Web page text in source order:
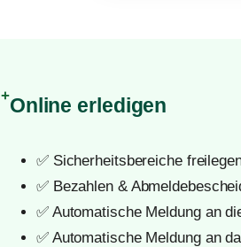
+Online erledigen
✅ Sicherheitsbereiche
✅ Bezahlen &
✅ Automatische Meldung an
✅ Automatische Meldung an